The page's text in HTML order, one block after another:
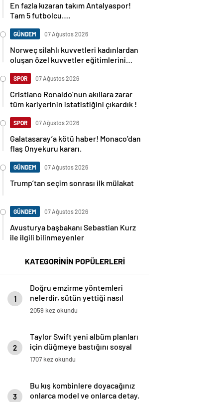
En fazla kızaran takım Antalyaspor!
Tam 5 futbolcu….
GÜNDEM 07 Ağustos 2026
Norweç silahlı kuvvetleri kadınlardan
oluşan özel kuvvetler eğitimlerini
SPOR 07 Ağustos 2026
Cristiano Ronaldo’nun akıllara zarar
tüm kariyerinin istatistiğini çıkardık !
SPOR 07 Ağustos 2026
Galatasaray’a kötü haber! Monaco’dan
flaş Onyekuru kararı.
GÜNDEM 07 Ağustos 2026
Trump’tan seçim sonrası ilk mülakat
GÜNDEM 07 Ağustos 2026
Avusturya başbakanı Sebastian Kurz
ile ilgili bilinmeyenler
KATEGORİNİN POPÜLERLERİ
1
Doğru emzirme yöntemleri
nelerdir, sütün yettiği nasıl
anlaşılır?
2059 kez okundu
2
Taylor Swift yeni albüm planları
için düğmeye bastığını sosyal
medyadan duyurdu!
1707 kez okundu
3
Bu kış kombinlere doyacağınız
onlarca model ve onlarca detay.